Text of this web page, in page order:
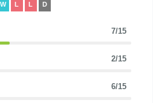
W L L D
7/15
2/15
6/15